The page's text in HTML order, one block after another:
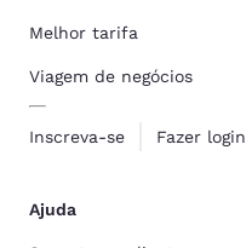
Melhor tarifa
Viagem de negócios
Inscreva-se Fazer login
Ajuda